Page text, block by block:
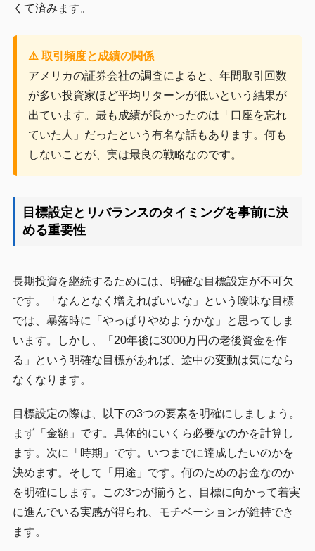
くて済みます。
⚠️ 取引頻度と成績の関係
アメリカの証券会社の調査によると、年間取引回数
が多い投資家ほど平均リターンが低いという結果が
出ています。最も成績が良かったのは「口座を忘れ
ていた人」だったという有名な話もあります。何も
しないことが、実は最良の戦略なのです。
目標設定とリバランスのタイミングを事前に決
める重要性
長期投資を継続するためには、明確な目標設定が不可欠
です。「なんとなく増えればいいな」という曖昧な目標
では、暴落時に「やっぱりやめようかな」と思ってしま
います。しかし、「20年後に3000万円の老後資金を作
る」という明確な目標があれば、途中の変動は気になら
なくなります。
目標設定の際は、以下の3つの要素を明確にしましょう。
まず「金額」です。具体的にいくら必要なのかを計算し
ます。次に「時期」です。いつまでに達成したいのかを
決めます。そして「用途」です。何のためのお金なのか
を明確にします。この3つが揃うと、目標に向かって着実
に進んでいる実感が得られ、モチベーションが維持でき
ます。